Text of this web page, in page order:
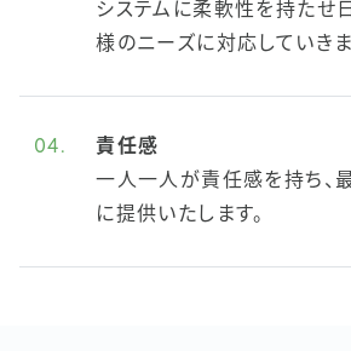
システムに柔軟性を持たせ
様のニーズに対応していきま
04.
責任感
一人一人が責任感を持ち、
に提供いたします。